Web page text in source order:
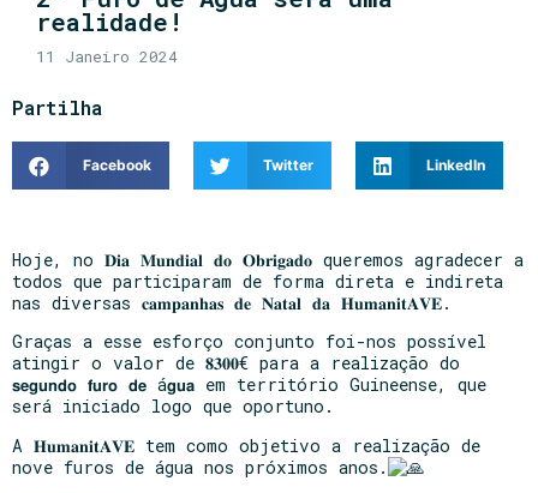
realidade!
11 Janeiro 2024
Partilha
Facebook Twitter LinkedIn
Hoje, no 𝐃𝐢𝐚 𝐌𝐮𝐧𝐝𝐢𝐚𝐥 𝐝𝐨 𝐎𝐛𝐫𝐢𝐠𝐚𝐝𝐨 queremos agradecer a
todos que participaram de forma direta e indireta
nas diversas 𝐜𝐚𝐦𝐩𝐚𝐧𝐡𝐚𝐬 𝐝𝐞 𝐍𝐚𝐭𝐚𝐥 𝐝𝐚 𝐇𝐮𝐦𝐚𝐧𝐢𝐭𝐀𝐕𝐄.
Graças a esse esforço conjunto foi-nos possível
atingir o valor de 𝟖𝟑𝟎𝟎€ para a realização do
𝘀𝗲𝗴𝘂𝗻𝗱𝗼 𝗳𝘂𝗿𝗼 𝗱𝗲 á𝗴𝘂𝗮 em território Guineense, que
será iniciado logo que oportuno.
A 𝐇𝐮𝐦𝐚𝐧𝐢𝐭𝐀𝐕𝐄 tem como objetivo a realização de
nove furos de água nos próximos anos.